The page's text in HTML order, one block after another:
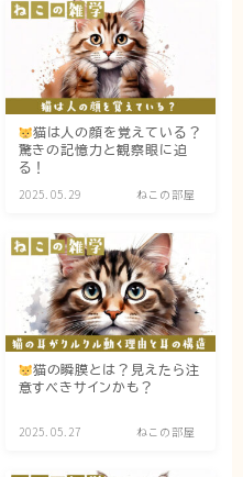
猫は人の顔を覚えている？
驚きの記憶力と観察眼に迫
る！
2025.05.29 ねこの部屋
猫の瞬膜とは？見えたら注
意すべきサインかも？
2025.05.27 ねこの部屋